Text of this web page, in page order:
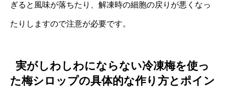
ぎると風味が落ちたり、解凍時の細胞の戻りが悪くなっ
たりしますので注意が必要です。
実がしわしわにならない冷凍梅を使っ
た梅シロップの具体的な作り方とポイン